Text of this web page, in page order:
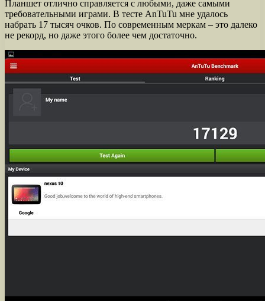
Планшет отлично справляется с любыми, даже самыми
требовательными играми. В тесте AnTuTu мне удалось
набрать 17 тысяч очков. По современным меркам – это далеко
не рекорд, но даже этого более чем достаточно.